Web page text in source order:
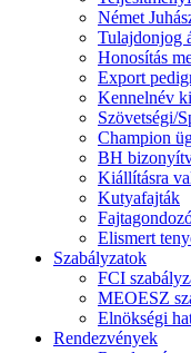
Német
Tulajdonjog
Honosítás
Export
Kennelnév
Szövetségi/
Champion
BH
Kiállításra
Kutyafajták
Elismert
Szabályzatok
FCI
MEOESZ
Elnökségi
Rendezvények